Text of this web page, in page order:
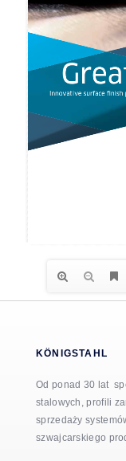
Search
KÖNIGSTAHL
Od ponad 30 lat
stalowych, profili
sprzedaży
szwajcarskiego